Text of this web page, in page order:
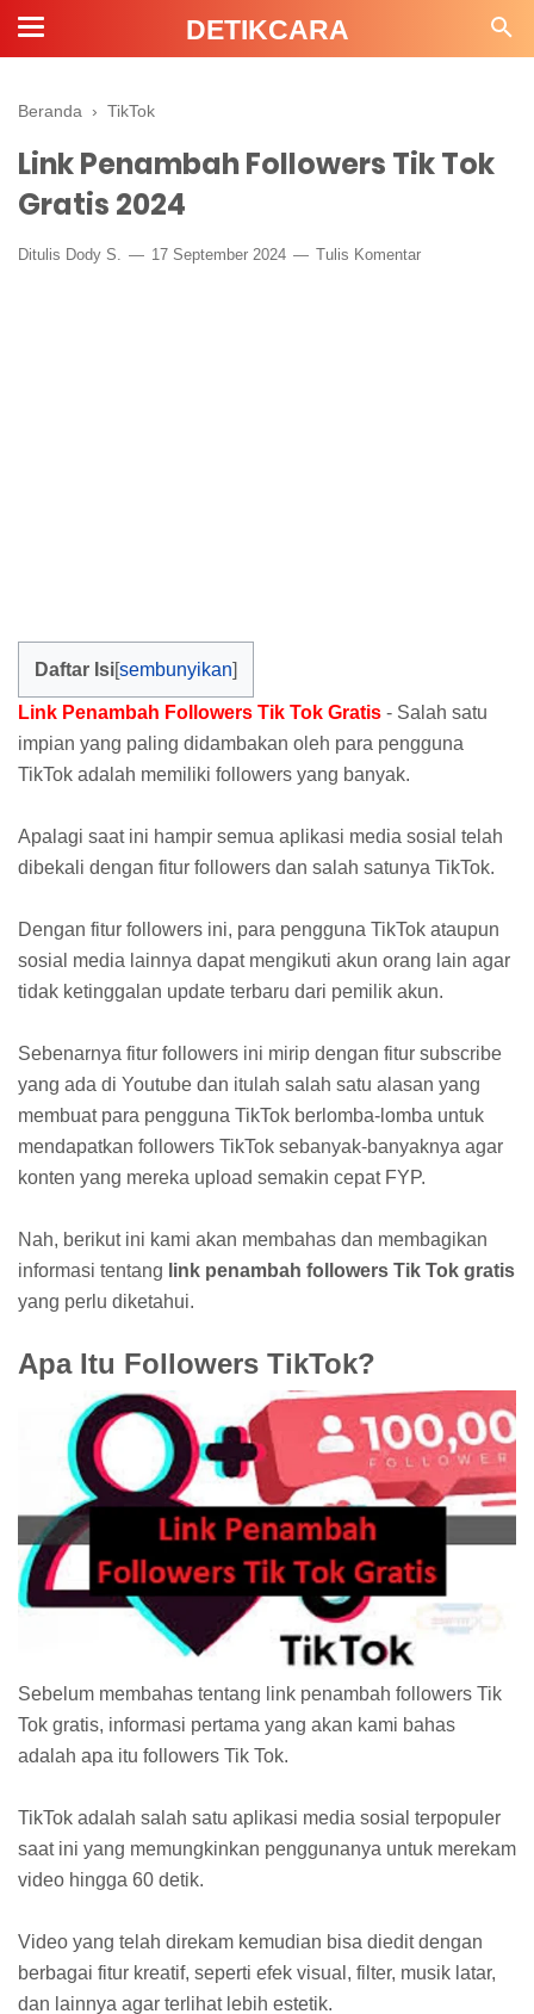
DETIKCARA
Beranda › TikTok
Link Penambah Followers Tik Tok
Gratis 2024
Ditulis Dody S. 17 September 2024 Tulis Komentar
Daftar Isi
Link Penambah Followers Tik Tok Gratis - Salah satu
impian yang paling didambakan oleh para pengguna
TikTok adalah memiliki followers yang banyak.
Apalagi saat ini hampir semua aplikasi media sosial telah
dibekali dengan fitur followers dan salah satunya TikTok.
Dengan fitur followers ini, para pengguna TikTok ataupun
sosial media lainnya dapat mengikuti akun orang lain agar
tidak ketinggalan update terbaru dari pemilik akun.
Sebenarnya fitur followers ini mirip dengan fitur subscribe
yang ada di Youtube dan itulah salah satu alasan yang
membuat para pengguna TikTok berlomba-lomba untuk
mendapatkan followers TikTok sebanyak-banyaknya agar
konten yang mereka upload semakin cepat FYP.
Nah, berikut ini kami akan membahas dan membagikan
informasi tentang link penambah followers Tik Tok gratis
yang perlu diketahui.
Apa Itu Followers TikTok?
Sebelum membahas tentang link penambah followers Tik
Tok gratis, informasi pertama yang akan kami bahas
adalah apa itu followers Tik Tok.
TikTok adalah salah satu aplikasi media sosial terpopuler
saat ini yang memungkinkan penggunanya untuk merekam
video hingga 60 detik.
Video yang telah direkam kemudian bisa diedit dengan
berbagai fitur kreatif, seperti efek visual, filter, musik latar,
dan lainnya agar terlihat lebih estetik.